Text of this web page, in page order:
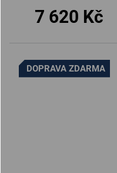
7 620 Kč
DOPRAVA ZDARMA